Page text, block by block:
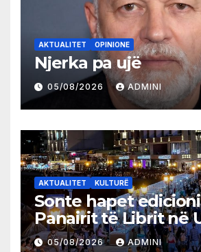
AKTUALITET OPINIONE
Njerka pa ujë
05/08/2026 ADMINI
AKTUALITET KULTURË
Sonte hapet
Panairit të Librit në
05/08/2026 ADMINI